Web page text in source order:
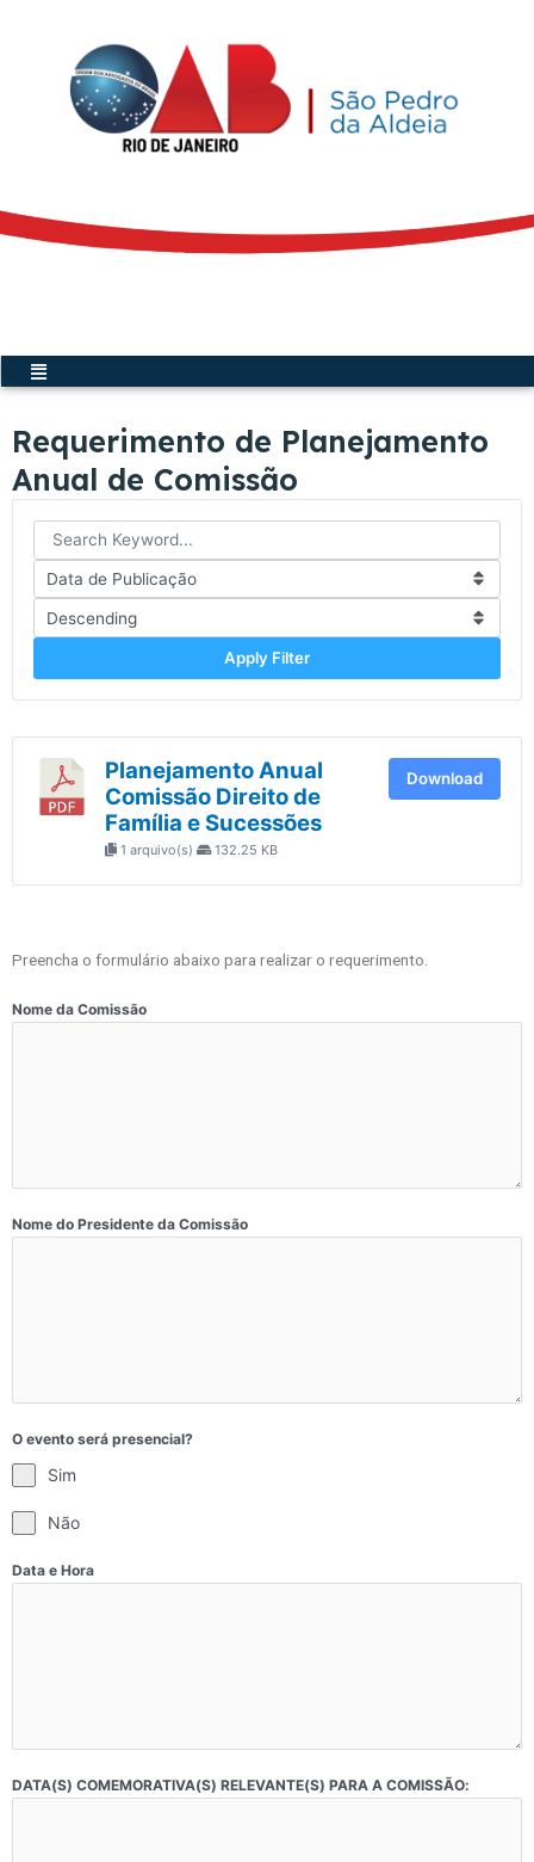
conteúdo
Menu
Requerimento de Planejamento
Anual de Comissão
Apply Filter
Planejamento Anual
Comissão Direito de
Família e Sucessões
1 arquivo(s) 132.25 KB
Download
Preencha o formulário abaixo para realizar o requerimento.
Nome da Comissão
Nome do Presidente da Comissão
O evento será presencial?
Sim
Não
Data e Hora
DATA(S) COMEMORATIVA(S) RELEVANTE(S) PARA A COMISSÃO: